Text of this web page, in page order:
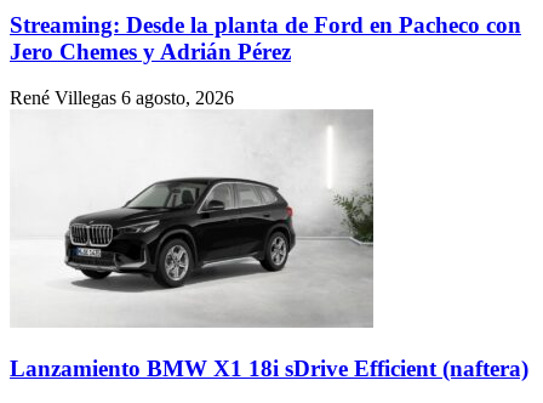
Streaming: Desde la planta de Ford en Pacheco con
Jero Chemes y Adrián Pérez
René Villegas 6 agosto, 2026
Lanzamiento BMW X1 18i sDrive Efficient (naftera)